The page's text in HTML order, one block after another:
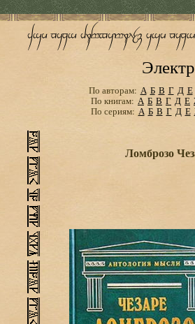
По авторам: А Б В Г Д Е
По книгам: А Б В Г Д Е
По сериям: А Б В Г Д Е
Ломброзо